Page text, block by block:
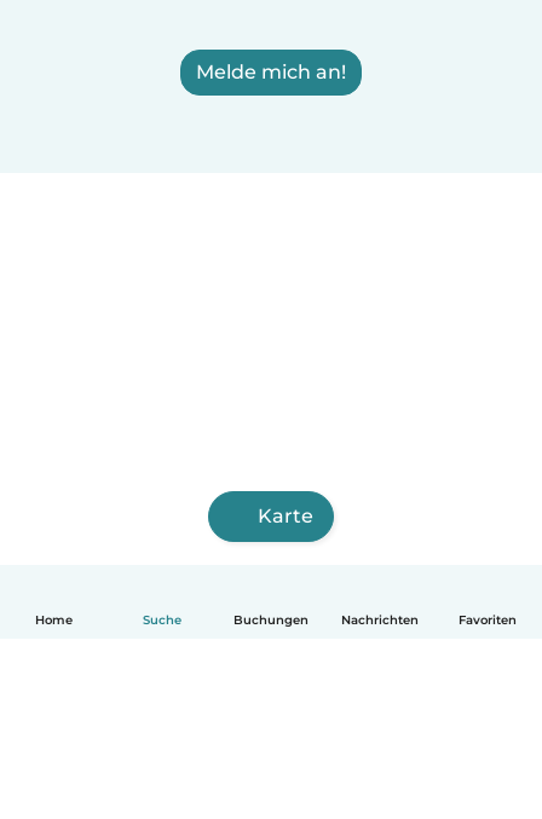
Home Suche Buchungen Nachrichten Favoriten
Melde mich an!
Karte